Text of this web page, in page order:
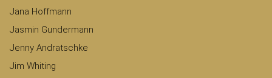
Jana Hoffmann
Jasmin Gundermann
Jenny Andratschke
Jim Whiting